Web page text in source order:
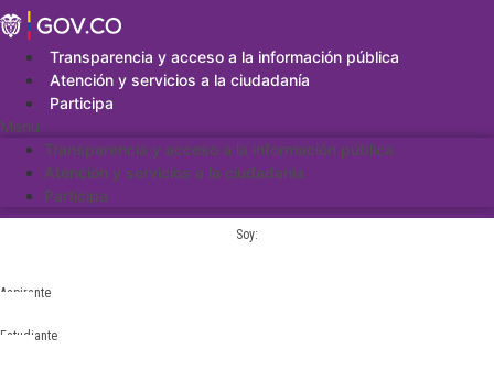
Saltar
al
contenidoTransparencia y acceso a la información pública
Atención y servicios a la ciudadanía
Participa
Menu
Transparencia y acceso a la información pública
Atención y servicios a la ciudadanía
Participa
Soy:
Aspirante
Estudiante